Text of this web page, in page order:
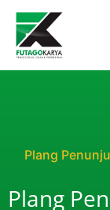
Skip to content
Plang
Plang